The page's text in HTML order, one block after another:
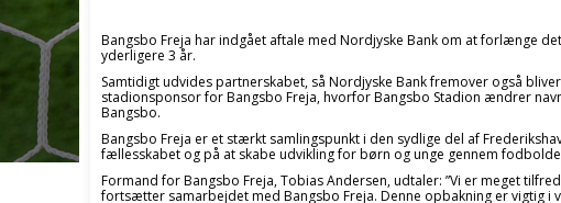
Bangsbo Freja har indgået aftale med Nordjyske Bank om at forlænge
yderligere 3 år.
Samtidigt udvides partnerskabet, så Nordjyske Bank fremover også bliver
stadionsponsor for Bangsbo Freja, hvorfor Bangsbo Stadion ændrer
Bangsbo.
Bangsbo Freja er et stærkt samlingspunkt i den sydlige del af
fællesskabet og på at skabe udvikling for børn og unge gennem
Formand for Bangsbo Freja, Tobias Andersen, udtaler: ”Vi er meget
fortsætter samarbejdet med Bangsbo Freja. Denne opbakning er vigtig i